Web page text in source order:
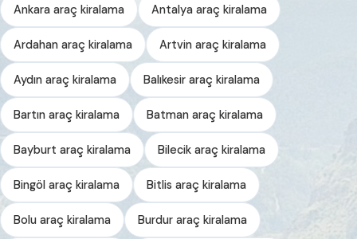
Ankara araç kiralama Antalya araç kiralama
Ardahan araç kiralama Artvin araç kiralama
Aydın araç kiralama Balıkesir araç kiralama
Bartın araç kiralama Batman araç kiralama
Bayburt araç kiralama Bilecik araç kiralama
Bingöl araç kiralama Bitlis araç kiralama
Bolu araç kiralama Burdur araç kiralama